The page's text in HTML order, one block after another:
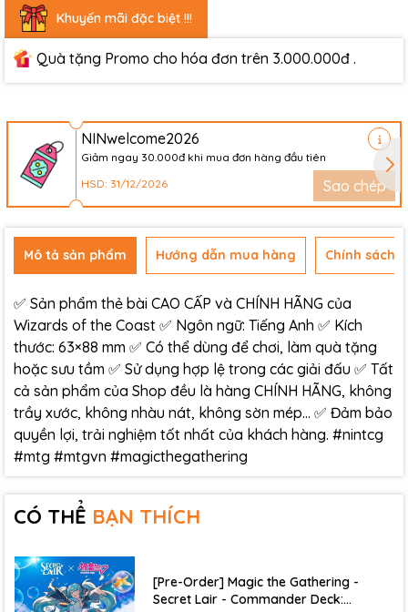
Khuyến mãi đặc biệt !!!
Quà tặng Promo cho hóa đơn trên 3.000.000đ .
NINwelcome2026
Giảm ngay 30.000đ khi mua đơn hàng đầu tiên
HSD: 31/12/2026
Sao chép
Mô tả sản phẩm Hướng dẫn mua hàng Chính sách
✅ Sản phẩm thẻ bài CAO CẤP và CHÍNH HÃNG của
Wizards of the Coast ✅ Ngôn ngữ: Tiếng Anh ✅ Kích
thước: 63×88 mm ✅ Có thể dùng để chơi, làm quà tặng
hoặc sưu tầm ✅ Sử dụng hợp lệ trong các giải đấu ✅ Tất
cả sản phẩm của Shop đều là hàng CHÍNH HÃNG, không
trầy xước, không nhàu nát, không sờn mép… ✅ Đảm bảo
quyền lợi, trải nghiệm tốt nhất của khách hàng. #nintcg
#mtg #mtgvn #magicthegathering
CÓ THỂ BẠN THÍCH
[Pre-Order] Magic the Gathering -
Secret Lair - Commander Deck: